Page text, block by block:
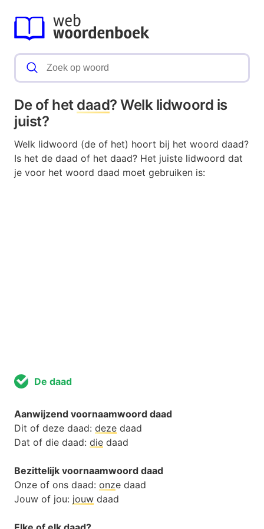
De of het daad? Welk lidwoord is
juist?
Welk lidwoord (de of het) hoort bij het woord daad?
Is het de daad of het daad? Het juiste lidwoord dat
je voor het woord daad moet gebruiken is:
De daad
Aanwijzend voornaamwoord daad
Dit of deze daad: deze daad
Dat of die daad: die daad
Bezittelijk voornaamwoord daad
Onze of ons daad: onze daad
Jouw of jou: jouw daad